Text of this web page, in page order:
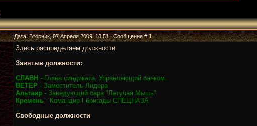
Дата: Вторник, 07 Апреля 2009, 13:51 | Сообщение #1
Здесь распределяем должности.
Занятые должности:
СЛАВН - Глава синдиката. Управляющий банком.
ВЕТЕР - Заместитель Лидера
Альтаир - Заведующий бара "Летучая Мышь"
Кремень - Командир I бригады СПЕЦНАЗА
Свободные должности